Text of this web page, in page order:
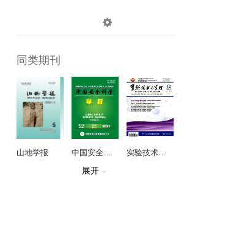

同类期刊
山地学报 中国安全科学学报 实验技术与管理
展开 